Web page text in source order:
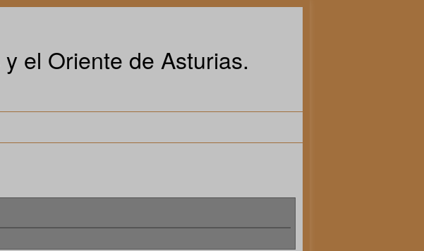
el Oriente de Asturias.